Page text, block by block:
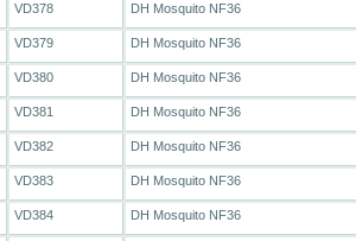
VD378 DH Mosquito NF36
VD379 DH Mosquito NF36
VD380 DH Mosquito NF36
VD381 DH Mosquito NF36
VD382 DH Mosquito NF36
VD383 DH Mosquito NF36
VD384 DH Mosquito NF36